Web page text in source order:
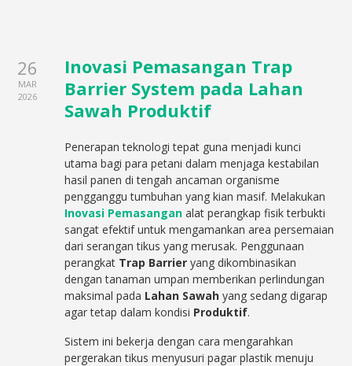
26
MAR
2026
Inovasi Pemasangan Trap
Barrier System pada Lahan
Sawah Produktif
Penerapan teknologi tepat guna menjadi kunci
utama bagi para petani dalam menjaga kestabilan
hasil panen di tengah ancaman organisme
pengganggu tumbuhan yang kian masif. Melakukan
Inovasi Pemasangan alat perangkap fisik terbukti
sangat efektif untuk mengamankan area persemaian
dari serangan tikus yang merusak. Penggunaan
perangkat Trap Barrier yang dikombinasikan
dengan tanaman umpan memberikan perlindungan
maksimal pada Lahan Sawah yang sedang digarap
agar tetap dalam kondisi Produktif.
Sistem ini bekerja dengan cara mengarahkan
pergerakan tikus menyusuri pagar plastik menuju